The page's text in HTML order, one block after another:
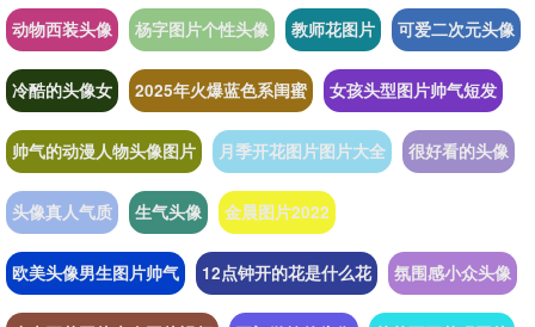
动物西装头像 杨字图片个性头像 教师花图片 可爱二次元头像
冷酷的头像女 2025年火爆蓝色系闺蜜 女孩头型图片帅气短发
帅气的动漫人物头像图片 月季开花图片图片大全 很好看的头像
头像真人气质 生气头像 金晨图片2022
欧美头像男生图片帅气 12点钟开的花是什么花 氛围感小众头像